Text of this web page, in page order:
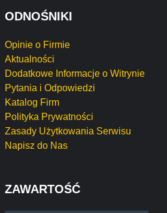
ODNOŚNIKI
Opinie o Firmie
Aktualności
Dodatkowe Informacje o Witrynie
Pytania i Odpowiedzi
Katalog Firm
Polityka Prywatności
Zasady Użytkowania Serwisu
Napisz do Nas
ZAWARTOŚĆ